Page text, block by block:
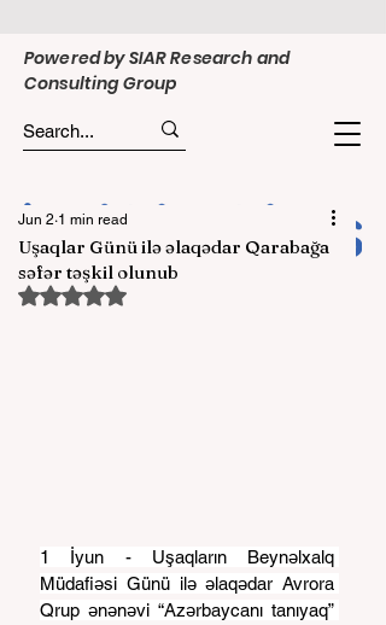
Powered by SIAR Research and
Consulting Group
Uşaqlar Günü ilə əlaqədar Qarabağa
səfər təşkil olunub
Jun 2 1 min read
Rated NaN out of 5 stars.
1 İyun - Uşaqların Beynəlxalq
Müdafiəsi Günü ilə əlaqədar Avrora
Qrup ənənəvi “Azərbaycanı tanıyaq”